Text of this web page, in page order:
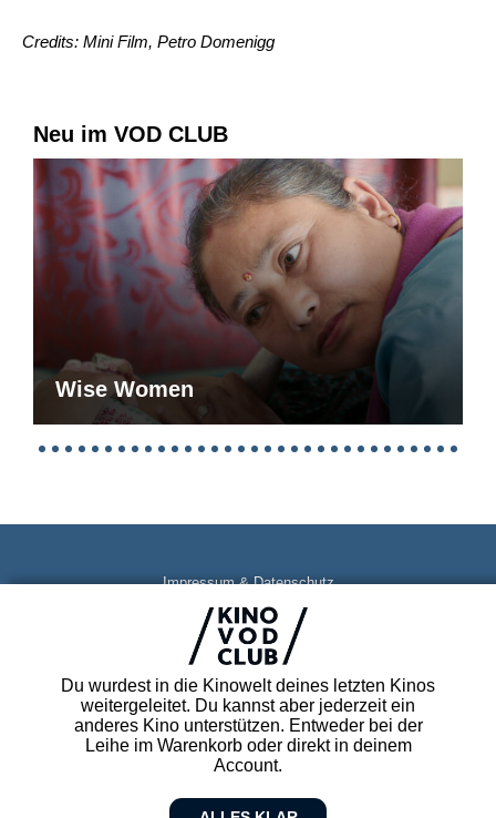
Du wurdest in die Kinowelt deines letzten Kinos
weitergeleitet. Du kannst aber jederzeit ein
anderes Kino unterstützen. Entweder bei der
Leihe im Warenkorb oder direkt in deinem
Account.
Credits: Mini Film, Petro Domenigg
Neu im VOD CLUB
Wise Women
Impressum & Datenschutz
AGB
Kontakt
FAQ
Newsletter
Partner